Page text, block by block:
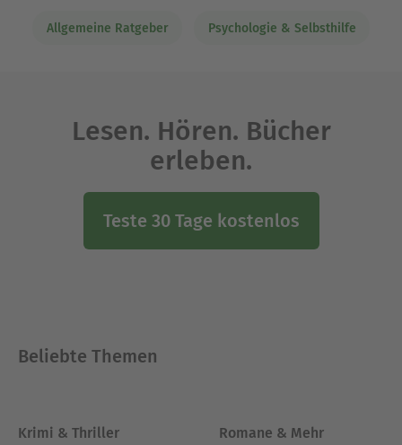
Allgemeine Ratgeber Psychologie & Selbsthilfe
Lesen. Hören. Bücher
erleben.
Teste 30 Tage kostenlos
Beliebte Themen
Krimi & Thriller Romane & Mehr